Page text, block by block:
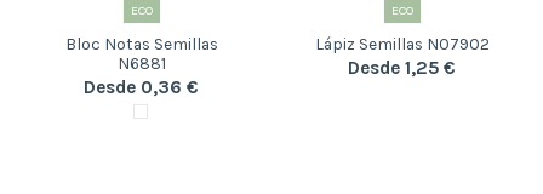
ECO
Bloc Notas Semillas
N6881
Desde 0,36 €
ECO
Lápiz Semillas N07902
Desde 1,25 €